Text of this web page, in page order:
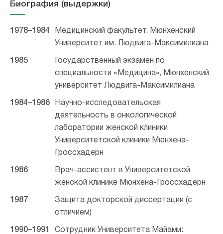
Биография (выдержки)
1978–1984
Медицинский факультет, Мюнхенский
Университет им. Людвига-Максимилиана
1985
Государственный экзамен по
специальности «Медицина», Мюнхенский
университет Людвига-Максимилиана
1984–1986
Научно-исследовательская
деятельность в онкологической
лаборатории женской клиники
Университетской клиники Мюнхена-
Гроссхадерн
1986
Врач-ассистент в Университетской
женской клинике Мюнхена-Гроссхадерн
1987
Защита докторской диссертации (с
отличием)
1990–1991
Сотрудник Университета Майами: